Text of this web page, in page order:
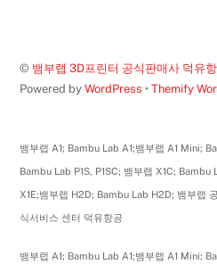
© 뱀부랩 3D프린터 공식판매사 덕유
Powered byWordPress •Themify
뱀부랩 A1; Bambu Lab A1;뱀부랩 A1 Mini;
Bambu Lab P1S, P1SC; 뱀부랩 X1C;
X1E;뱀부랩 H2D; Bambu Lab H2D; 뱀부랩
식서비스 센터 덕유항공
뱀부랩 A1; Bambu Lab A1;뱀부랩 A1 Mini;